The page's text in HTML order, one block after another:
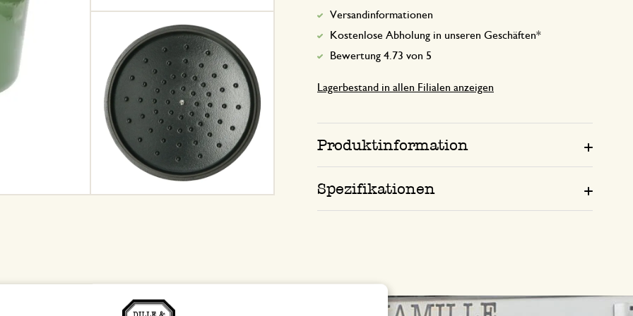
Versandinformationen
Kostenlose Abholung in unseren Geschäften*
Bewertung 4.73 von 5
Lagerbestand in allen Filialen anzeigen
Produktinformation
Spezifikationen